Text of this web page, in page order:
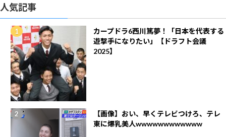
人気記事
カープドラ6西川篤夢！「日本を代表する
遊撃手になりたい」【ドラフト会議
2025】
【画像】おい、早くテレビつけろ、テレ
東に爆乳美人wwwwwwwwwwww